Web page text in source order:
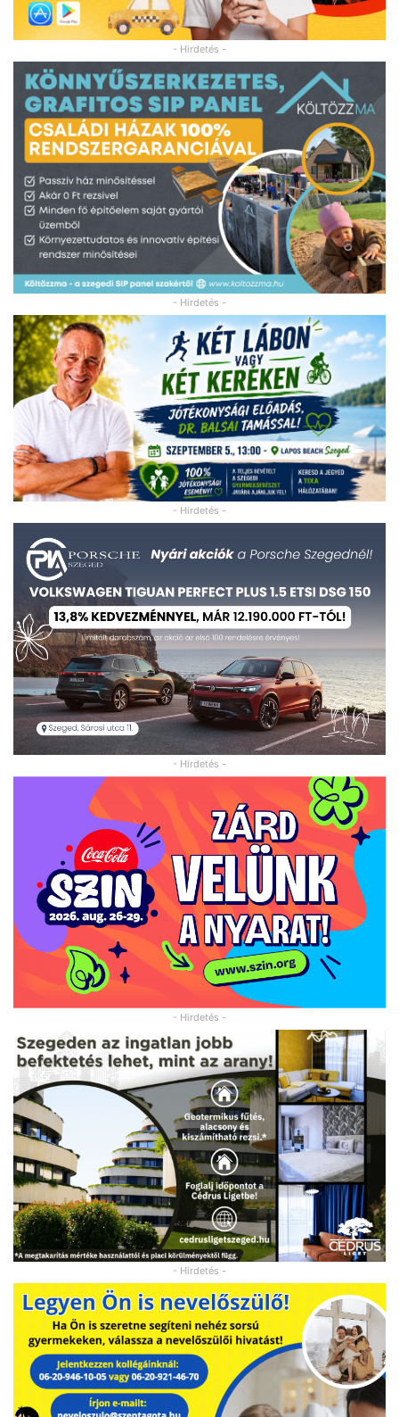
- Hirdetés -
- Hirdetés -
- Hirdetés -
- Hirdetés -
- Hirdetés -
- Hirdetés -